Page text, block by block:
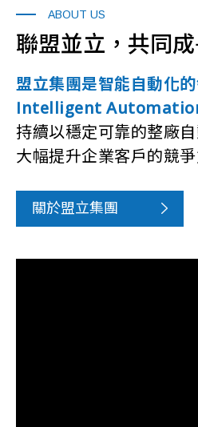
聯盟並立，共同
盟立集團是智能自動化
Intelligent
持續以穩定可靠的整廠自
大幅提升企業客戶的競爭
關於盟立集團